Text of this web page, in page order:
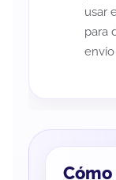
usar
para